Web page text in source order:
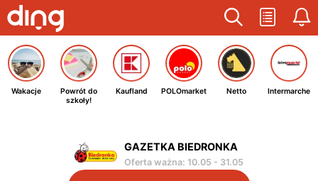
Wakacje
Powrót do
szkoły!
Kaufland POLOmarket Netto Intermarche
GAZETKA BIEDRONKA
Oferta ważna: 10.05 - 31.05